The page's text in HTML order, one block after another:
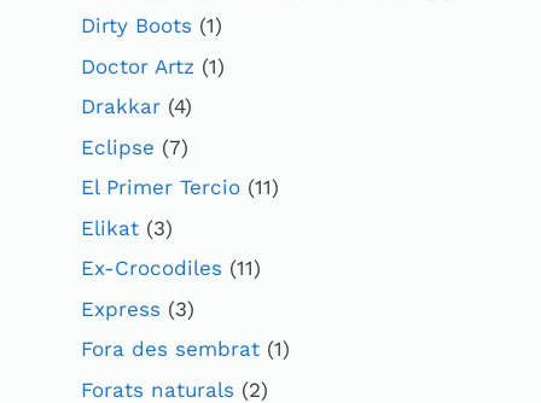
Dirty Boots (1)
Doctor Artz (1)
Drakkar (4)
Eclipse (7)
El Primer Tercio (11)
Elikat (3)
Ex-Crocodiles (11)
Express (3)
Fora des sembrat (1)
Forats naturals (2)